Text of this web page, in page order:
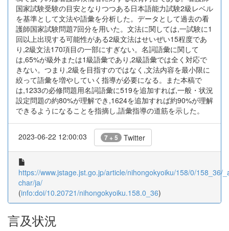
国家試験受験の目安となりつつある日本語能力試験2級レベル
を基準として文法や語彙を分析した。データとして過去の看
護師国家試験問題7回分を用いた。文法に関しては,一試験に1
回以上出現する可能性がある2級文法はせいぜい15程度であ
り,2級文法170項目の一部にすぎない。名詞語彙に関して
は,65%が級外または1級語彙であり,2級語彙では全く対応で
きない。つまり,2級を目指すのではなく,文法内容を最小限に
絞って語彙を増やしていく指導が必要になる。また本稿で
は,1233の必修問題用名詞語彙に519を追加すれば,一般・状況
設定問題の約80%が理解でき,1624を追加すれば約90%が理解
できるようになることを指摘し,語彙指導の道筋を示した。
2023-06-22 12:00:03 7 + 5 Twitter
https://www.jstage.jst.go.jp/article/nihongokyoiku/158/0/158_36/
char/ja/
(info:doi/10.20721/nihongokyoiku.158.0_36)
言及状況